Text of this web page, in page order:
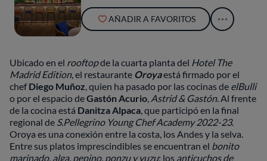
AÑADIR A FAVORITOS
Ubicado en el rooftopde la cuarta planta del Hotel The
Madrid Edition, el restaurante Oroyaestá firmado por el
chefDiego Muñoz, quien ha pasado por las cocinas de elBulli
o por el espacio deGastón Acurio, Astrid & Gastón. Al frente
de la cocina está Danitza Alpaca, que participó en la final
regional de S.Pellegrino Young Chef Academy 2022-23.
Oroya es una conexión entre la costa, los Andes y la selva.
Entre sus platos imprescindibles se encuentran el bonito
marinado, alga, pepino, ponzu y yuzu; los anticuchos de